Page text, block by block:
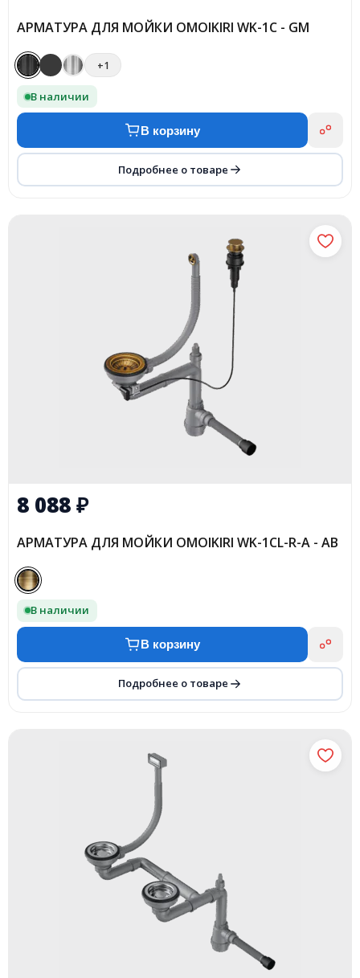
АРМАТУРА ДЛЯ МОЙКИ OMOIKIRI WK-1C - GM
+1
В наличии
В корзину
Подробнее о товаре
8 088₽
АРМАТУРА ДЛЯ МОЙКИ OMOIKIRI WK-1CL-R-A - AB
В наличии
В корзину
Подробнее о товаре